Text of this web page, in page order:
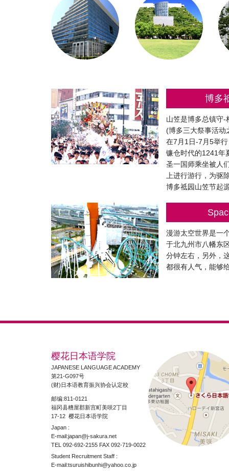
博多
山笠是博多总镇守-
(博多三大祭事活动
在7月1日-7月5举
镰仓时代的1241年
圣一国师乘坐被人
上进行游行，为驱
博多祗园山笠节起
漫游太空世界是一
于北九州市八幡东
分钟左右，另外，
都很有人气，能够
樱花日本语学院
JAPANESE LANGUAGE ACADEMY
第21-G097号
(财)日本语教育振兴协会认定校
邮编:811-0121
福冈县糟屋郡新宫町美咲2丁目
17-12 樱花日本语学院
Japan :
E-mail:japan@j-sakura.net
TEL 092-692-2155 FAX 092-719-0022
Student Recruitment Staff :
E-mail:tsuruishibunhi@yahoo.co.jp